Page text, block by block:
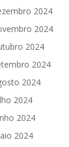
2024
2024
2024
2024
2024
2024
2024
2024